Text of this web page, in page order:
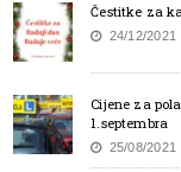
Čestitke za
24/12/2021
Cijene za
1.septembra
25/08/2021